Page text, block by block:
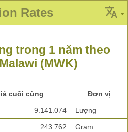
Rates
trong 1 năm theo
(MWK)
cuối cùng Đơn vị
9.141.074 Lượng
243.762 Gram